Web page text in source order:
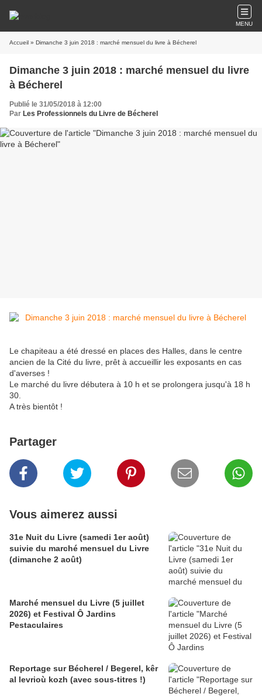
MENU
Accueil » Dimanche 3 juin 2018 : marché mensuel du livre à Bécherel
Dimanche 3 juin 2018 : marché mensuel du livre
à Bécherel
Publié le 31/05/2018 à 12:00
Par Les Professionnels du Livre de Bécherel
Le chapiteau a été dressé en places des Halles, dans le centre
ancien de la Cité du livre, prêt à accueillir les exposants en cas
d'averses !
Le marché du livre débutera à 10 h et se prolongera jusqu'à 18 h
30.
A très bientôt !
Partager
Vous aimerez aussi
31e Nuit du Livre (samedi 1er août)
suivie du marché mensuel du Livre
(dimanche 2 août)
Marché mensuel du Livre (5 juillet
2026) et Festival Ô Jardins
Pestaculaires
Reportage sur Bécherel / Begerel, kêr
al levrioù kozh (avec sous-titres !)